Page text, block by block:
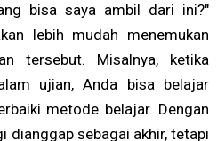
bisa saya ambil dari ini?"
lebih mudah menemukan
tersebut. Misalnya, ketika
ujian, Anda bisa belajar
metode belajar. Dengan
dianggap sebagai akhir, tetapi